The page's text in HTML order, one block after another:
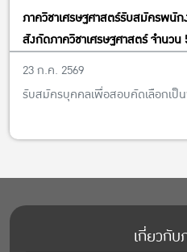
ภาควิชาเศรษฐศาสตร์รับสมัครพนั
สังกัดภาควิชาเศรษฐศาสตร์ จำนว
13 พฤศจิกายน พ.ศ. 2569
23 ก.ค. 2569
รับสมัครบุคคลเพื่อสอบคัดเลือกเป็
เกี่ยวกับ